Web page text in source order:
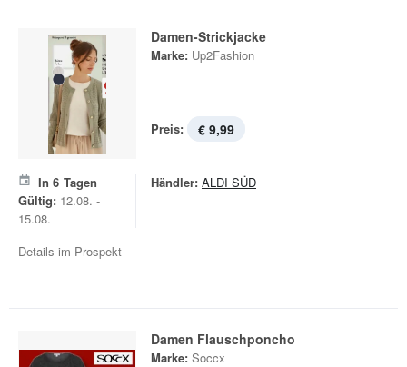
Damen-Strickjacke
Marke: Up2Fashion
Preis: € 9,99
In 6 Tagen
Gültig: 12.08. -
15.08.
Händler: ALDI SÜD
Details im Prospekt
Damen Flauschponcho
Marke: Soccx